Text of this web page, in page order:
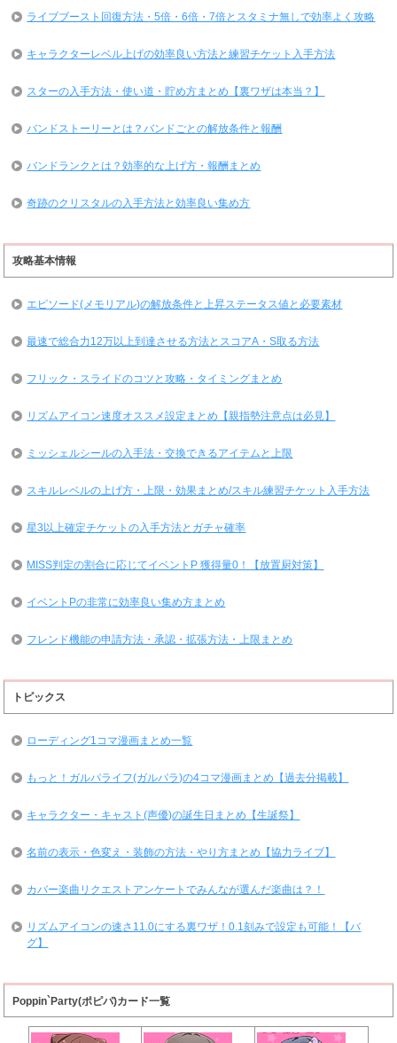
ライブブースト回復方法・5倍・6倍・7倍とスタミナ無しで効率よく攻略
キャラクターレベル上げの効率良い方法と練習チケット入手方法
スターの入手方法・使い道・貯め方まとめ【裏ワザは本当？】
バンドストーリーとは？バンドごとの解放条件と報酬
バンドランクとは？効率的な上げ方・報酬まとめ
奇跡のクリスタルの入手方法と効率良い集め方
攻略基本情報
エピソード(メモリアル)の解放条件と上昇ステータス値と必要素材
最速で総合力12万以上到達させる方法とスコアA・S取る方法
フリック・スライドのコツと攻略・タイミングまとめ
リズムアイコン速度オススメ設定まとめ【親指勢注意点は必見】
ミッシェルシールの入手法・交換できるアイテムと上限
スキルレベルの上げ方・上限・効果まとめ/スキル練習チケット入手方法
星3以上確定チケットの入手方法とガチャ確率
MISS判定の割合に応じてイベントP 獲得量0！【放置厨対策】
イベントPの非常に効率良い集め方まとめ
フレンド機能の申請方法・承認・拡張方法・上限まとめ
トピックス
ローディング1コマ漫画まとめ一覧
もっと！ガルパライフ(ガルパラ)の4コマ漫画まとめ【過去分掲載】
キャラクター・キャスト(声優)の誕生日まとめ【生誕祭】
名前の表示・色変え・装飾の方法・やり方まとめ【協力ライブ】
カバー楽曲リクエストアンケートでみんなが選んだ楽曲は？！
リズムアイコンの速さ11.0にする裏ワザ！0.1刻みで設定も可能！【バ
グ】
Poppin`Party(ポピパ)カード一覧